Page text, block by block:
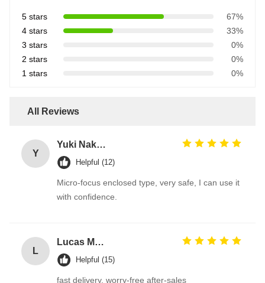
5 stars
67%
4 stars
33%
3 stars
0%
2 stars
0%
1 stars
0%
All Reviews
Y
Yuki Nakamura
Helpful (12)
Micro-focus enclosed type, very safe, I can use it
with confidence.
L
Lucas Martin
Helpful (15)
fast delivery, worry-free after-sales